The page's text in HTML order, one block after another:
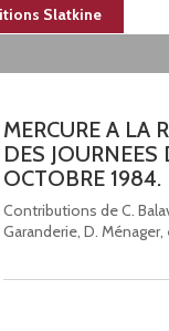
Slatkine
MERCURE A LA
DES
OCTOBRE 1984.
Contributions de C.
Garanderie, D. Ménager,